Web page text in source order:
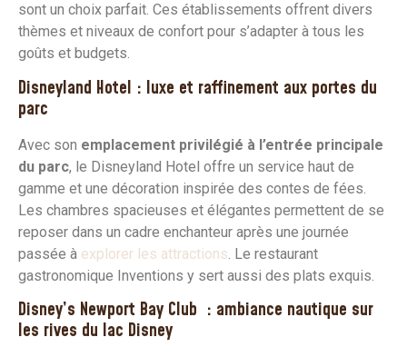
sont un choix parfait. Ces établissements offrent divers
thèmes et niveaux de confort pour s’adapter à tous les
goûts et budgets.
Disneyland Hotel : luxe et raffinement aux portes du
parc
Avec son emplacement privilégié à l’entrée principale
du parc, le Disneyland Hotel offre un service haut de
gamme et une décoration inspirée des contes de fées.
Les chambres spacieuses et élégantes permettent de se
reposer dans un cadre enchanteur après une journée
passée à explorer les attractions . Le restaurant
gastronomique Inventions y sert aussi des plats exquis.
Disney’s Newport Bay Club : ambiance nautique sur
les rives du lac Disney